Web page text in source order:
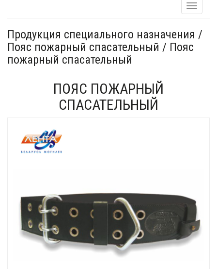
Продукция специального назначения /
Пояс пожарный спасательный / Пояс
пожарный спасательный
ПОЯС ПОЖАРНЫЙ
СПАСАТЕЛЬНЫЙ